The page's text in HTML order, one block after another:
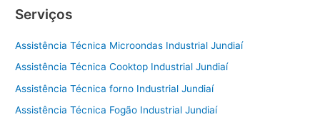
Serviços
Assistência Técnica Microondas Industrial Jundiaí
Assistência Técnica Cooktop Industrial Jundiaí
Assistência Técnica forno Industrial Jundiaí
Assistência Técnica Fogão Industrial Jundiaí